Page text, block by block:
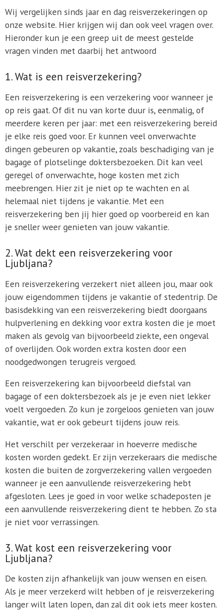
Wij vergelijken sinds jaar en dag reisverzekeringen op
onze website. Hier krijgen wij dan ook veel vragen over.
Hieronder kun je een greep uit de meest gestelde
vragen vinden met daarbij het antwoord
1. Wat is een reisverzekering?
Een reisverzekering is een verzekering voor wanneer je
op reis gaat. Of dit nu van korte duur is, eenmalig, of
meerdere keren per jaar: met een reisverzekering bereid
je elke reis goed voor. Er kunnen veel onverwachte
dingen gebeuren op vakantie, zoals beschadiging van je
bagage of plotselinge doktersbezoeken. Dit kan veel
geregel of onverwachte, hoge kosten met zich
meebrengen. Hier zit je niet op te wachten en al
helemaal niet tijdens je vakantie. Met een
reisverzekering ben jij hier goed op voorbereid en kan
je sneller weer genieten van jouw vakantie.
2. Wat dekt een reisverzekering voor
Ljubljana?
Een reisverzekering verzekert niet alleen jou, maar ook
jouw eigendommen tijdens je vakantie of stedentrip. De
basisdekking van een reisverzekering biedt doorgaans
hulpverlening en dekking voor extra kosten die je moet
maken als gevolg van bijvoorbeeld ziekte, een ongeval
of overlijden. Ook worden extra kosten door een
noodgedwongen terugreis vergoed.
Een reisverzekering kan bijvoorbeeld diefstal van
bagage of een doktersbezoek als je je even niet lekker
voelt vergoeden. Zo kun je zorgeloos genieten van jouw
vakantie, wat er ook gebeurt tijdens jouw reis.
Het verschilt per verzekeraar in hoeverre medische
kosten worden gedekt. Er zijn verzekeraars die medische
kosten die buiten de zorgverzekering vallen vergoeden
wanneer je een aanvullende reisverzekering hebt
afgesloten. Lees je goed in voor welke schadeposten je
een aanvullende reisverzekering dient te hebben. Zo sta
je niet voor verrassingen.
3. Wat kost een reisverzekering voor
Ljubljana?
De kosten zijn afhankelijk van jouw wensen en eisen.
Als je meer verzekerd wilt hebben of je reisverzekering
langer wilt laten lopen, dan zal dit ook iets meer kosten.